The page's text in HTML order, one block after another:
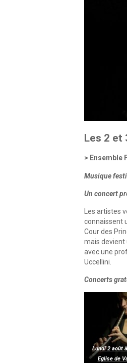
Les 2 et
Ensemble
Musique
Un concert
Les artistes
connaissent
Cour des
mais devient
avec une
Uccellini.
Concerts
Lundi 2 août
Eglise de